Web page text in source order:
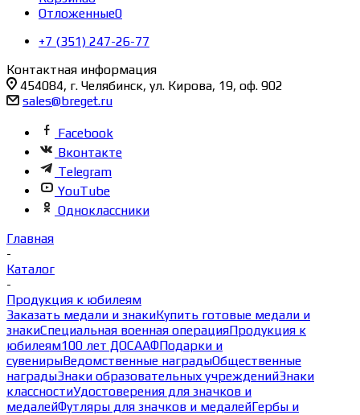
Отложенные0
+7 (351) 247-26-77
Контактная информация
454084, г. Челябинск, ул. Кирова, 19, оф. 902
sales@breget.ru
Facebook
Вконтакте
Telegram
YouTube
Одноклассники
Главная
-
Каталог
-
Продукция к юбилеям
Заказать медали и знакиКупить готовые медали и
знакиСпециальная военная операцияПродукция к
юбилеям100 лет ДОСААФПодарки и
сувенирыВедомственные наградыОбщественные
наградыЗнаки образовательных учрежденийЗнаки
классностиУдостоверения для значков и
медалейФутляры для значков и медалейГербы и